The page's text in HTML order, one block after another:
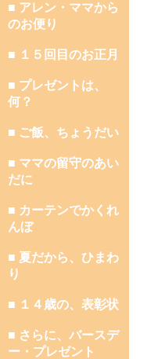
■ アレン・ママから
のお便り
■ １５回目のお正月
■ プレゼントは、
何？
■ ご飯、ちょうだい
■ ママの留守のあい
だに
■ カーテンでかくれ
んぼ
■ 夏だから、ひまわ
り
■ １４歳の、表彰状
■ さらに、バースデ
ー・プレゼント